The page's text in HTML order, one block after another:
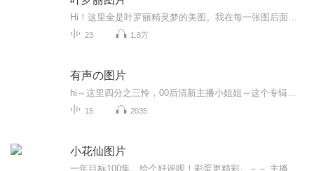
23 1.8万
有声の图片
15 2035
小花仙图片